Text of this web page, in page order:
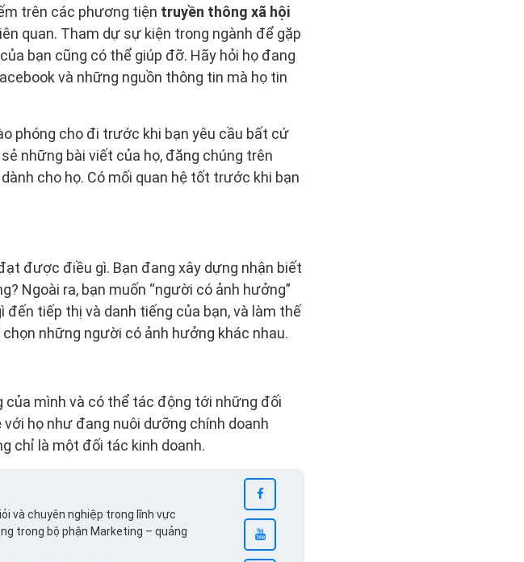
trên các phương tiện truyền thông xã hội
quan. Tham dự sự kiện trong ngành để gặp
bạn cũng có thể giúp đỡ. Hãy hỏi họ đang
và những nguồn thông tin mà họ tin
phóng cho đi trước khi bạn yêu cầu bất cứ
những bài viết của họ, đăng chúng trên
cho họ. Có mối quan hệ tốt trước khi bạn
được điều gì. Bạn đang xây dựng nhận biết
Ngoài ra, bạn muốn “người có ảnh hưởng”
đến tiếp thị và danh tiếng của bạn, và làm thế
những người có ảnh hưởng khác nhau.
mình và có thể tác động tới những đối
họ như đang nuôi dưỡng chính doanh
chỉ là một đối tác kinh doanh.
và chuyên nghiệp trong lĩnh vực
trong bộ phận Marketing – quảng